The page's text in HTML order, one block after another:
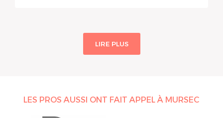
LIRE PLUS
LES PROS AUSSI ONT FAIT APPEL À MURSEC